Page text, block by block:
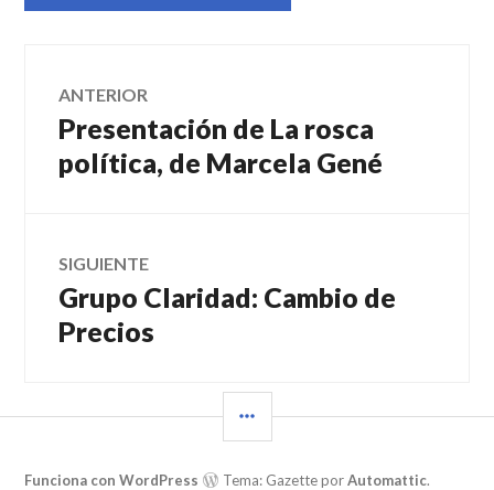
Navegación
de
ANTERIOR
Entrada
anterior:
Presentación de La rosca
política, de Marcela Gené
SIGUIENTE
Entrada
siguiente:
Grupo Claridad: Cambio de
Precios
LATERAL
Funciona con WordPress Tema: Gazette porAutomattic.